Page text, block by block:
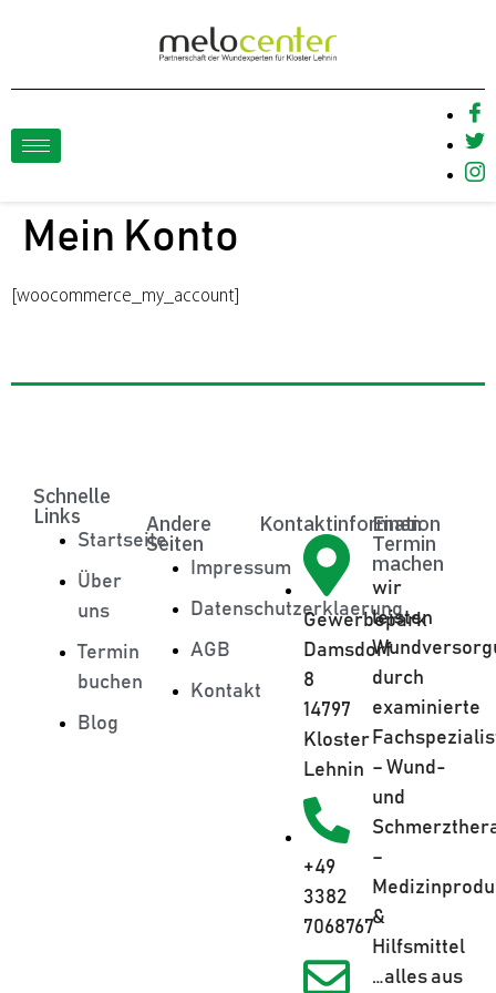
Mein Konto
[woocommerce_my_account]
Schnelle
Links
Startseite
Über
uns
Termin
buchen
Blog
Andere
Seiten
Impressum
Datenschutzerklaerung
AGB
Kontakt
Kontaktinformation
Gewerbepark
Damsdorf
8
14797
Kloster
Lehnin
+49
3382
7068767
Einen
Termin
machen
wir
leisten
durch
examinierte
– Wund-
und
–
&
Hilfsmittel
…alles aus